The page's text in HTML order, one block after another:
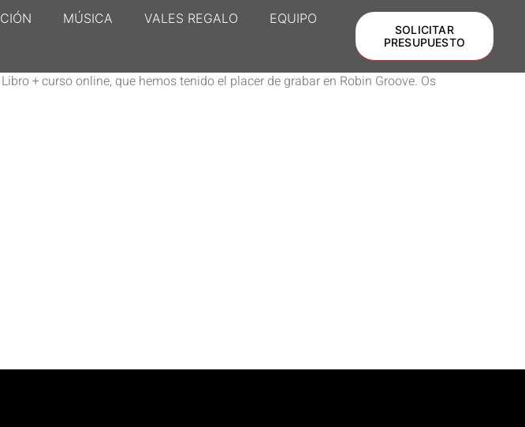
MÚSICA VALES REGALO EQUIPO
SOLICITAR
PRESUPUESTO
+ curso online, que hemos tenido el placer de grabar en Robin Groove. Os